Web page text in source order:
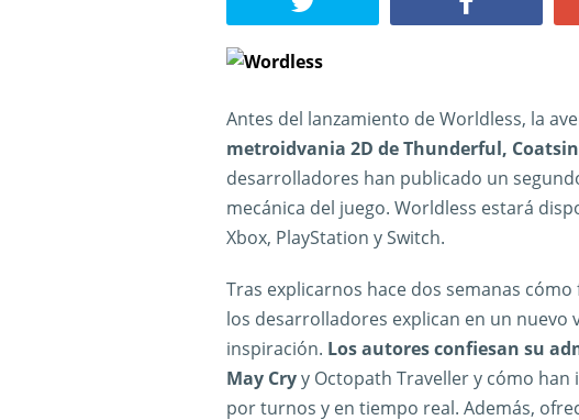
Antes del lanzamiento de Worldless, la
metroidvania 2D de Thunderful,
desarrolladores han publicado un
mecánica del juego. Worldless estará
Xbox, PlayStation y Switch.
Tras explicarnos hace dos semanas
los desarrolladores explican en un nuevo
inspiración. Los autores confiesan su
May Cryy Octopath Traveller y cómo
por turnos y en tiempo real. Además,